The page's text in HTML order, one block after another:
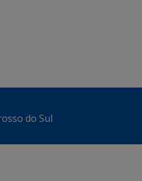
do Sul